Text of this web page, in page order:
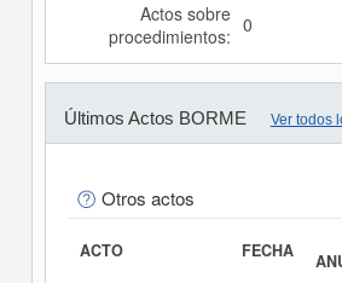
Actos sobre
procedimientos: 0
Últimos Actos BORME Ver todos
Otros actos
ACTO FECHA